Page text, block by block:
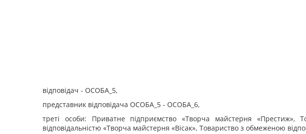
відповідач - ОСОБА_5,
представник відповідача ОСОБА_5 - ОСОБА_6,
треті особи: Приватне підприємство «Творча майстерня «Престиж»,
відповідальністю «Творча майстерня «Вісак», Товариство з обмеженою